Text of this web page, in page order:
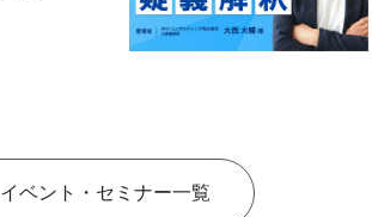
イベント・セミナー一覧